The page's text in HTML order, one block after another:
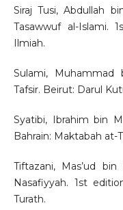
Siraj Tusi, Abdullah
Tasawwuf al-Islami.
Ilmiah.
Sulami, Muhammad
Tafsir. Beirut: Darul
Syatibi, Ibrahim bin
Bahrain: Maktabah at-
Tiftazani, Mas’ud
Nasafiyyah. 1st
Turath.